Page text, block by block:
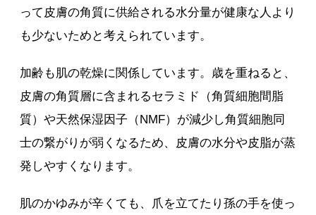
って皮膚の角質に供給される水分量が健康な人より
も少ないためと考えられています。
加齢も肌の乾燥に関係しています。歳を重ねると、
皮膚の角質層に含まれるセラミド（角質細胞間脂
質）や天然保湿因子（NMF）が減少し角質細胞同
士の繋がりが弱くなるため、皮膚の水分や皮脂が蒸
発しやすくなります。
肌のかゆみが辛くても、爪を立てたり孫の手を使っ